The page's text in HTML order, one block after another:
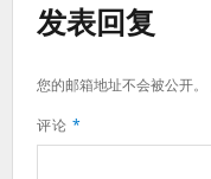
发表回复
您的邮箱地址不会被公开。
评论 *